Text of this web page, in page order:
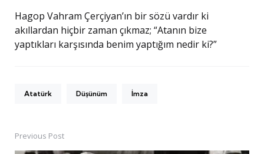
Hagop Vahram Çerçiyan’ın bir sözü vardır ki
akıllardan hiçbir zaman çıkmaz; “Atanın bize
yaptıkları karşısında benim yaptığım nedir ki?”
Atatürk Düşünüm İmza
PostPrevious Post